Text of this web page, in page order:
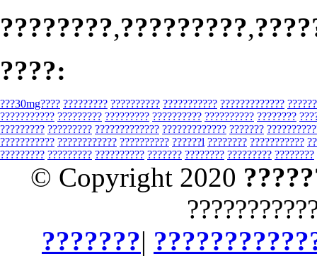
????????,?????????,
????:
???30mg???? ????????? ?????????? ??????????? ?????????????
??????????? ????????? ????????? ?????????? ?????????? ????????
????????? ????????? ????????????? ????????????? ???????
??????????? ???????????? ?????????? ??????l ???????? ???????????
????????? ????????? ?????????? ??????? ???????? ????????? ????????
© Copyright 2020
???????|